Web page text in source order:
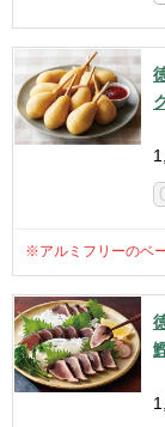
※アルミフリーのベ